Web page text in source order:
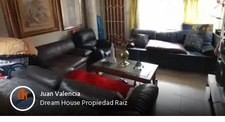
Juan Valencia
Dream House Propiedad Raiz